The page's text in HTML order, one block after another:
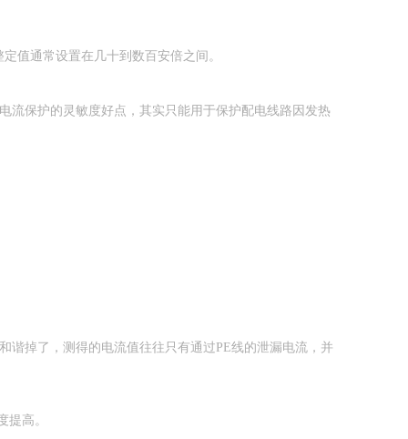
值通常设置在几十到数百安倍之间。
流保护的灵敏度好点，其实只能用于保护配电线路因发热
谐掉了，测得的电流值往往只有通过PE线的泄漏电流，并
高。